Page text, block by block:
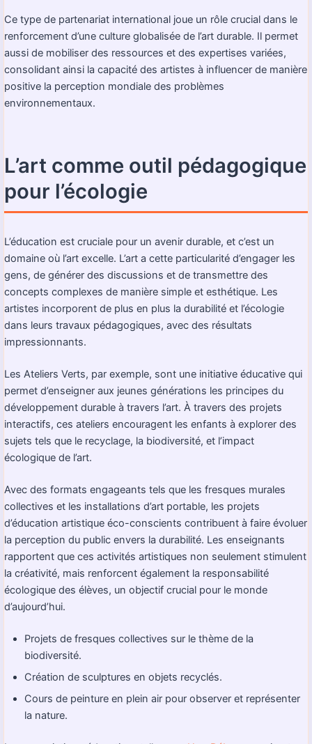
Ce type de partenariat international joue un rôle crucial dans le
renforcement d’une culture globalisée de l’art durable. Il permet
aussi de mobiliser des ressources et des expertises variées,
consolidant ainsi la capacité des artistes à influencer de manière
positive la perception mondiale des problèmes
environnementaux.
L’art comme outil pédagogique
pour l’écologie
L’éducation est cruciale pour un avenir durable, et c’est un
domaine où l’art excelle. L’art a cette particularité d’engager les
gens, de générer des discussions et de transmettre des
concepts complexes de manière simple et esthétique. Les
artistes incorporent de plus en plus la durabilité et l’écologie
dans leurs travaux pédagogiques, avec des résultats
impressionnants.
Les Ateliers Verts, par exemple, sont une initiative éducative qui
permet d’enseigner aux jeunes générations les principes du
développement durable à travers l’art. À travers des projets
interactifs, ces ateliers encouragent les enfants à explorer des
sujets tels que le recyclage, la biodiversité, et l’impact
écologique de l’art.
Avec des formats engageants tels que les fresques murales
collectives et les installations d’art portable, les projets
d’éducation artistique éco-conscients contribuent à faire évoluer
la perception du public envers la durabilité. Les enseignants
rapportent que ces activités artistiques non seulement stimulent
la créativité, mais renforcent également la responsabilité
écologique des élèves, un objectif crucial pour le monde
d’aujourd’hui.
Projets de fresques collectives sur le thème de la
biodiversité.
Création de sculptures en objets recyclés.
Cours de peinture en plein air pour observer et représenter
la nature.